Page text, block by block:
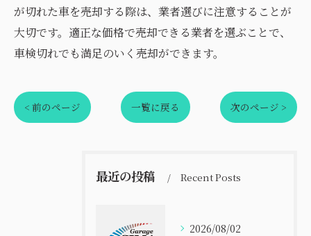
が切れた車を売却する際は、業者選びに注意することが
大切です。適正な価格で売却できる業者を選ぶことで、
車検切れでも満足のいく売却ができます。
< 前のページ 一覧に戻る 次のページ >
最近の投稿 Recent Posts
2026/08/02